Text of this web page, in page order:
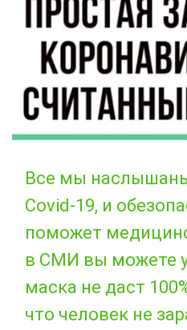
Все мы
Covid-19, и
поможет
в СМИ вы можете
маска не даст
что человек не